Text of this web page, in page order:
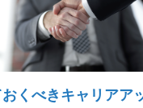
くべきキャリアア